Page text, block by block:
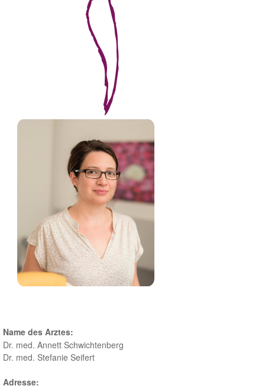
Name des Arztes:
Dr. med. Annett Schwichtenberg
Dr. med. Stefanie Seifert
Adresse: